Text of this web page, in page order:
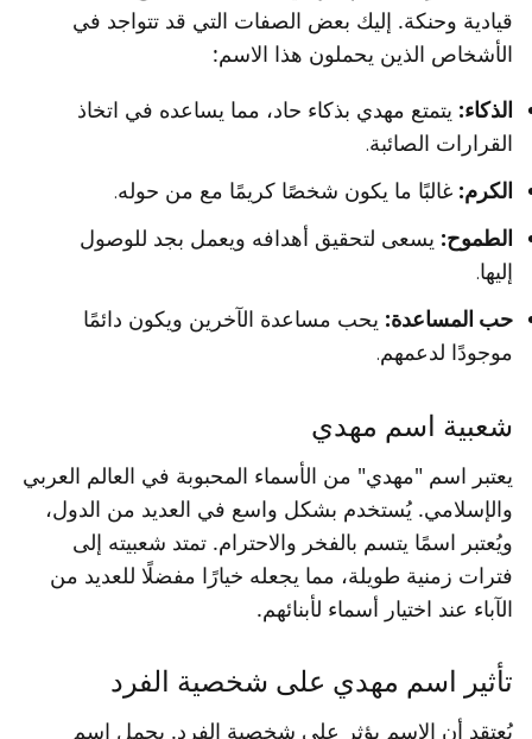
قيادية وحنكة. إليك بعض الصفات التي قد تتواجد في
الأشخاص الذين يحملون هذا الاسم:
الذكاء: يتمتع مهدي بذكاء حاد، مما يساعده في اتخاذ
القرارات الصائبة.
الكرم: غالبًا ما يكون شخصًا كريمًا مع من حوله.
الطموح: يسعى لتحقيق أهدافه ويعمل بجد للوصول
إليها.
حب المساعدة: يحب مساعدة الآخرين ويكون دائمًا
موجودًا لدعمهم.
شعبية اسم مهدي
يعتبر اسم "مهدي" من الأسماء المحبوبة في العالم العربي
والإسلامي. يُستخدم بشكل واسع في العديد من الدول،
ويُعتبر اسمًا يتسم بالفخر والاحترام. تمتد شعبيته إلى
فترات زمنية طويلة، مما يجعله خيارًا مفضلًا للعديد من
الآباء عند اختيار أسماء لأبنائهم.
تأثير اسم مهدي على شخصية الفرد
يُعتقد أن الاسم يؤثر على شخصية الفرد. يحمل اسم